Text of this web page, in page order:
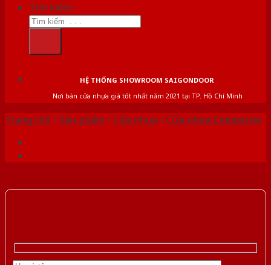
Tìm kiếm:
HỆ THỐNG SHOWROOM SAIGONDOOR
Nơi bán cửa nhựa giá tốt nhất năm 2021 tại TP. Hồ Chí Minh
Trang chủ /Sản phẩm /Cửa nhựa /Cửa nhựa Composite